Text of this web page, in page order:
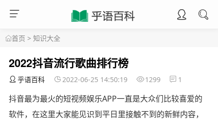
首页 > 知识大全
2022抖音流行歌曲排行榜
乎语百科 2022-06-25 14:50:19 1299 1
抖音最为最火的短视频娱乐APP一直是大众们比较喜爱的
软件，在这里大家能见识到平日里接触不到的新鲜内容，